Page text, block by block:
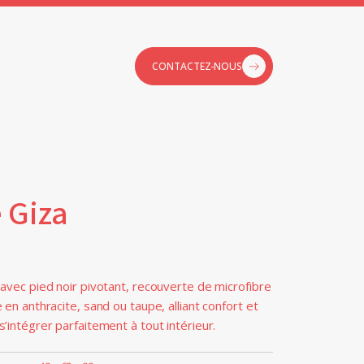
CONTACTEZ-NOUS
pied noir pivotant, recouverte de microfibre
en anthracite, sand ou taupe, alliant confort et
parfaitement à tout intérieur.